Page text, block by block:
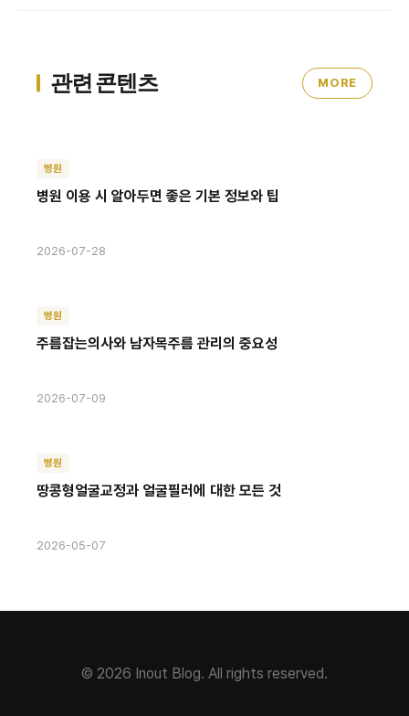
관련 콘텐츠 MORE
병원
병원 이용 시 알아두면 좋은 기본 정보와 팁
2026-07-28
병원
주름잡는의사와 남자목주름 관리의 중요성
2026-07-09
병원
땅콩형얼굴교정과 얼굴필러에 대한 모든 것
2026-05-07
© 2026 Inout Blog. All rights reserved.